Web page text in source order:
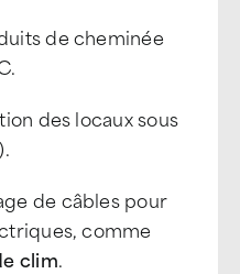
de cheminée
des locaux sous
de câbles pour
comme
clim.